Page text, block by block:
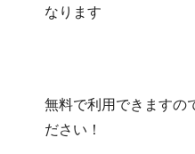
なります
無料で利用できますの
ださい！